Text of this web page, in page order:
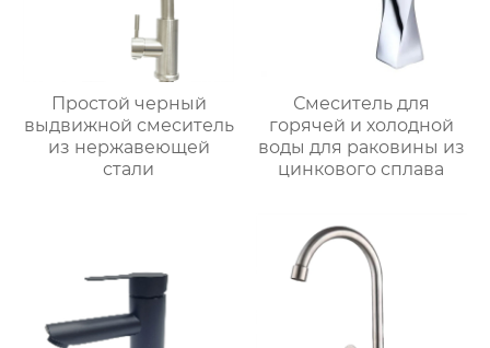
Простой черный
выдвижной смеситель
из нержавеющей
стали
Смеситель для
горячей и холодной
воды для раковины из
цинкового сплава